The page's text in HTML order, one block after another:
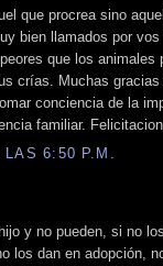
que procrea sino
bien llamados por
que los animales
crías. Muchas
conciencia de la
familiar.
6:50 P.M.
y no pueden, si no
los dan en adopción,